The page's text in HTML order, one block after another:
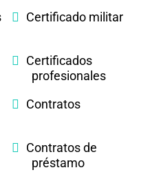
Certificado militar
Certificados
profesionales
Contratos
Contratos de
préstamo